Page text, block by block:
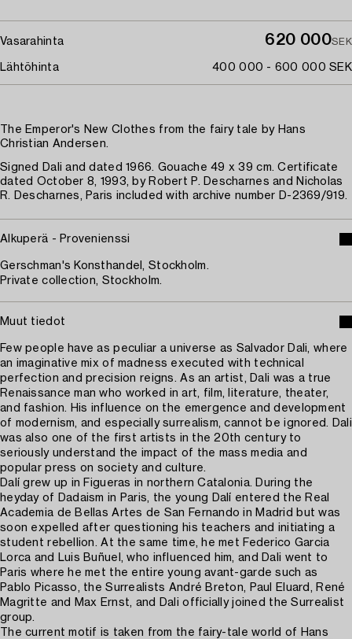
Vasarahinta 620 000SEK
Lähtöhinta 400 000 - 600 000 SEK
The Emperor's New Clothes from the fairy tale by Hans
Christian Andersen.
Signed Dali and dated 1966. Gouache 49 x 39 cm. Certificate
dated October 8, 1993, by Robert P. Descharnes and Nicholas
R. Descharnes, Paris included with archive number D-2369/919.
Alkuperä - Provenienssi
Gerschman's Konsthandel, Stockholm.
Private collection, Stockholm.
Muut tiedot
Few people have as peculiar a universe as Salvador Dali, where
an imaginative mix of madness executed with technical
perfection and precision reigns. As an artist, Dali was a true
Renaissance man who worked in art, film, literature, theater,
and fashion. His influence on the emergence and development
of modernism, and especially surrealism, cannot be ignored. Dali
was also one of the first artists in the 20th century to
seriously understand the impact of the mass media and
popular press on society and culture.
Dalí grew up in Figueras in northern Catalonia. During the
heyday of Dadaism in Paris, the young Dalí entered the Real
Academia de Bellas Artes de San Fernando in Madrid but was
soon expelled after questioning his teachers and initiating a
student rebellion. At the same time, he met Federico Garcia
Lorca and Luis Buñuel, who influenced him, and Dali went to
Paris where he met the entire young avant-garde such as
Pablo Picasso, the Surrealists André Breton, Paul Eluard, René
Magritte and Max Ernst, and Dali officially joined the Surrealist
group.
The current motif is taken from the fairy-tale world of Hans